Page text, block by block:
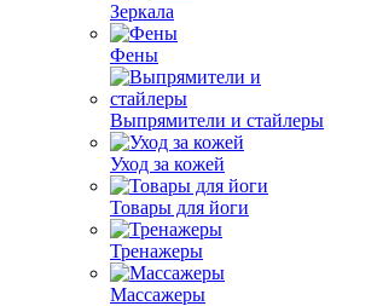
Зеркала
Фены
Выпрямители и стайлеры
Уход за кожей
Товары для йоги
Тренажеры
Массажеры